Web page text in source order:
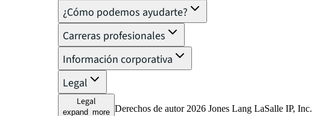
¿Cómo podemos ayudarte?
Carreras profesionales
Información corporativa
Legal
Legal
expand_more Derechos de autor 2026 Jones Lang LaSalle IP, Inc.